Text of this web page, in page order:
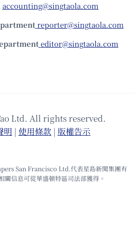
accounting@singtaola.com
reporter@singtaola.com
editor@singtaola.com
Ltd. All rights reserved.
明 | 使⽤條款 | 版權告⽰
San Francisco Ltd.代表星島新聞集團有
關信息可從華盛頓特區司法部獲得。